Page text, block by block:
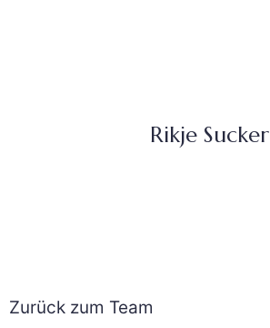
Rikje Sucker
Zurück zum Team